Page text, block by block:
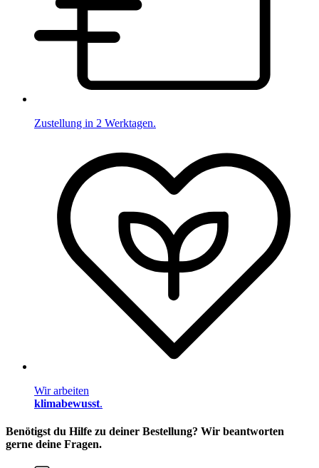
Zustellung in 2 Werktagen.
Wir arbeiten
klimabewusst.
Benötigst du Hilfe zu deiner Bestellung? Wir beantworten
gerne deine Fragen.